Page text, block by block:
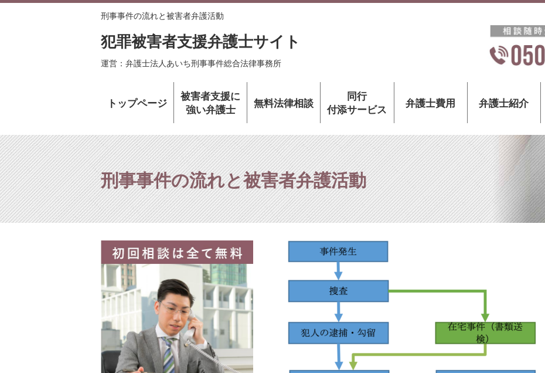
刑事事件の流れと被害者弁護活動
犯罪被害者支援弁護士サイト
運営：弁護士法人あいち刑事事件総合法律事務所
トップページ
被害者支援に
強い弁護士
無料法律相談
同行
付添サービス
弁護士費用 弁護士紹介
刑事事件の流れと被害者弁護活動